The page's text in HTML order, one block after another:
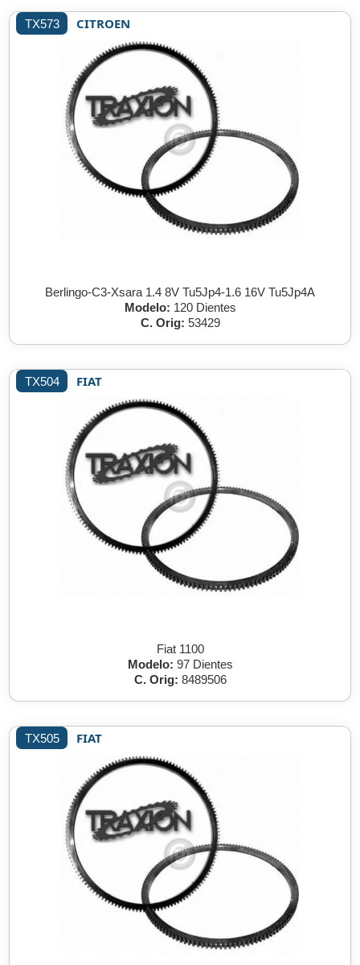
TX573 CITROEN
Berlingo-C3-Xsara 1.4 8V Tu5Jp4-1.6 16V Tu5Jp4A
Modelo: 120 Dientes
C. Orig: 53429
TX504 FIAT
Fiat 1100
Modelo: 97 Dientes
C. Orig: 8489506
TX505 FIAT